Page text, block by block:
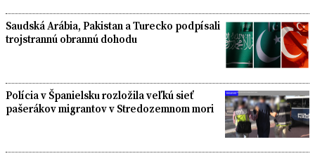
Saudská Arábia, Pakistan a Turecko podpísali
trojstrannú obrannú dohodu
Polícia v Španielsku rozložila veľkú sieť
pašerákov migrantov v Stredozemnom mori